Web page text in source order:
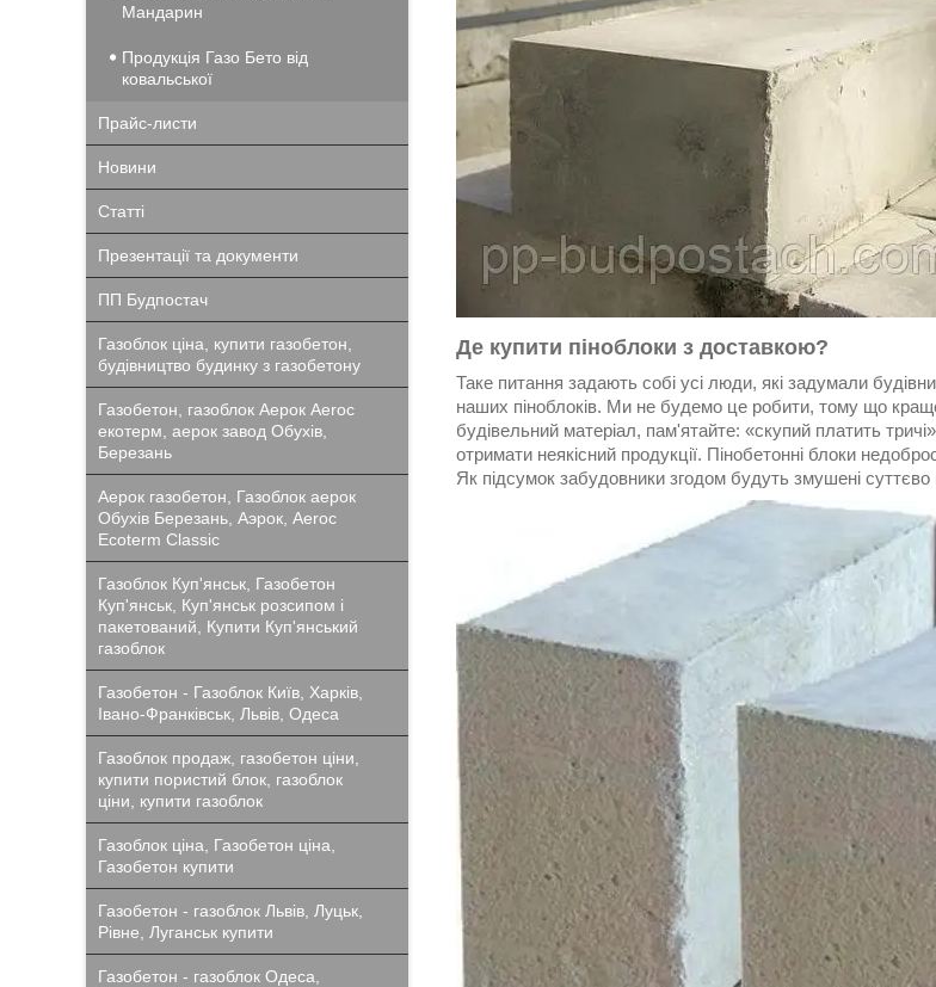
Де купити піноблоки з доставкою?
Таке питання задають собі усі люди, які задумали
наших піноблоків. Ми не будемо це робити, тому що
будівельний матеріал, пам'ятайте: «скупий платить
отримати неякісний продукції. Пінобетонні блоки
Як підсумок забудовники згодом будуть змушені
Мандарин
Продукція Газо Бето від
ковальської
Прайс-листи
Новини
Статті
Презентації та документи
ПП Будпостач
Газоблок ціна, купити газобетон,
будівництво будинку з газобетону
Газобетон, газоблок Аерок Aeroc
екотерм, аерок завод Обухів,
Березань
Аерок газобетон, Газоблок аерок
Обухів Березань, Аэрок, Aeroc
Ecoterm Classic
Газоблок Куп'янськ, Газобетон
Куп'янськ, Куп'янськ розсипом і
пакетований, Купити Куп'янський
газоблок
Газобетон - Газоблок Київ, Харків,
Івано-Франківськ, Львів, Одеса
Газоблок продаж, газобетон ціни,
купити пористий блок, газоблок
ціни, купити газоблок
Газоблок ціна, Газобетон ціна,
Газобетон купити
Газобетон - газоблок Львів, Луцьк,
Рівне, Луганськ купити
Газобетон - газоблок Одеса,